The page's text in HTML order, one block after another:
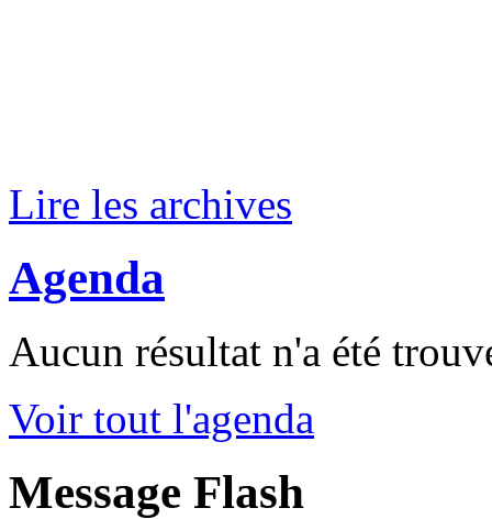
Lire les archives
Agenda
Aucun résultat n'a été
Voir tout l'agenda
Message Flash